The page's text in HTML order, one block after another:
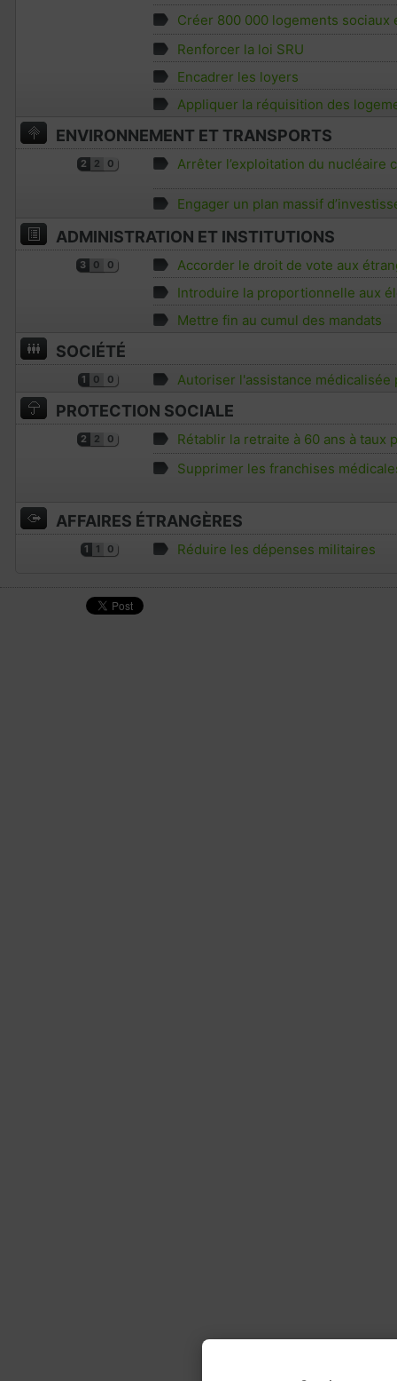
Créer 800 000 logements sociaux
Renforcer la loi SRU
Encadrer les loyers
Appliquer la réquisition des
ENVIRONNEMENT ET TRANSPORTS
2 2 0 Arrêter l’exploitation du nucléaire
Engager un plan massif
ADMINISTRATION ET INSTITUTIONS
3 0 0
Accorder le droit de vote aux
Introduire la proportionnelle aux
Mettre fin au cumul des mandats
SOCIÉTÉ
1 0 0 Autoriser l'assistance médicalisée
PROTECTION SOCIALE
2 2 0
Rétablir la retraite à 60 ans à taux
Supprimer les franchises
AFFAIRES ÉTRANGÈRES
1 1 0 Réduire les dépenses militaires